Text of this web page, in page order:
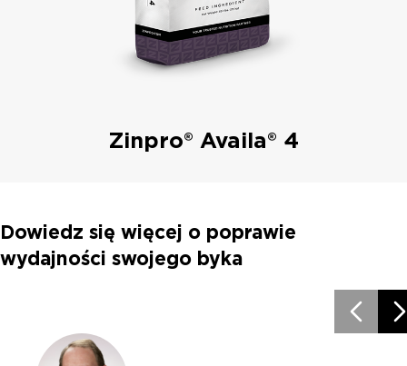
Zinpro® Availa® 4
Dowiedz się więcej o poprawie
wydajności swojego byka